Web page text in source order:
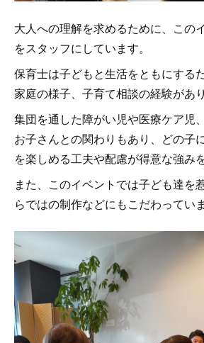
大人への理解を求めるために、この
をスタッフにしています。
保育士は子どもと生活をともにする
家庭の様子、子育て相談の経験があり
集団を通した障がい児や医療ケア児
お子さんとの関わりもあり、どの子
を楽しめる工夫や配慮が得意な強み
また、このイベントでは子ども達を
らではの制作などにもこだわっていま